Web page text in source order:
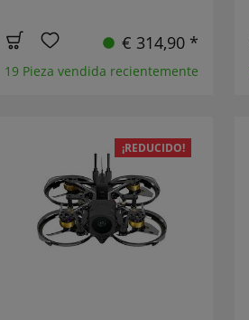
€ 314,90 *
19 Pieza vendida recientemente
¡REDUCIDO!